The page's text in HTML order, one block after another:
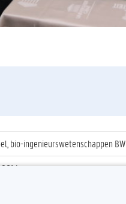
bio-ingenieurswetenschappen BW